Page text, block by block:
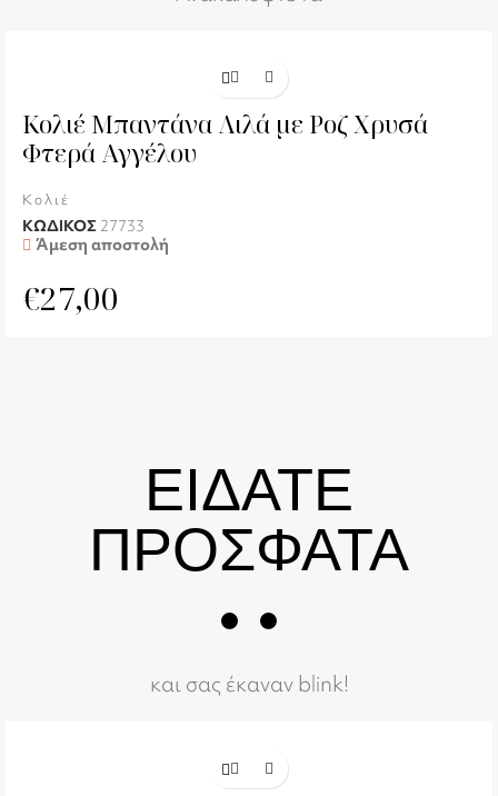
Κολιέ Μπαντάνα Λιλά με Ροζ Χρυσά
Φτερά Αγγέλου
Κολιέ
ΚΩΔΙΚΟΣ 27733
Άμεση αποστολή
€27,00
ΕΙΔΑΤΕ
ΠΡΟΣΦΑΤΑ
και σας έκαναν blink!